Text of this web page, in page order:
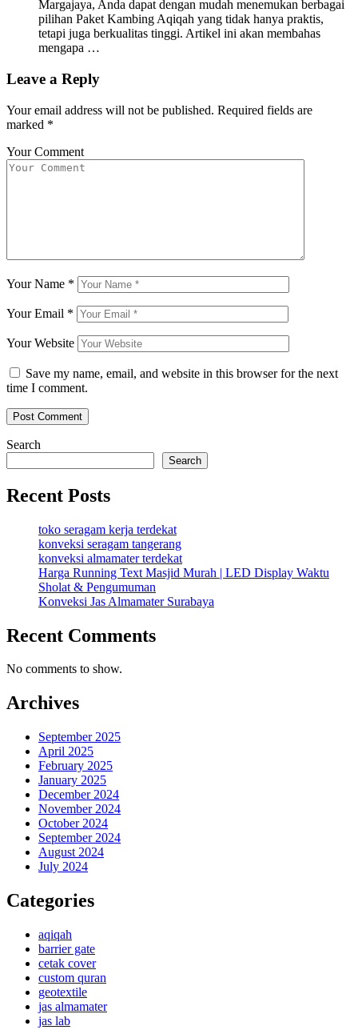
Margajaya, Anda dapat dengan mudah menemukan berbagai
pilihan Paket Kambing Aqiqah yang tidak hanya praktis,
tetapi juga berkualitas tinggi. Artikel ini akan membahas
mengapa …
Leave a Reply
Your email address will not be published. Required fields are
marked *
Your Comment
Your Name *
Your Email *
Your Website
Save my name, email, and website in this browser for the next
time I comment.
Search
Search
Recent Posts
toko seragam kerja terdekat
konveksi seragam tangerang
konveksi almamater terdekat
Harga Running Text Masjid Murah | LED Display Waktu
Sholat & Pengumuman
Konveksi Jas Almamater Surabaya
Recent Comments
No comments to show.
Archives
September 2025
April 2025
February 2025
January 2025
December 2024
November 2024
October 2024
September 2024
August 2024
July 2024
Categories
aqiqah
barrier gate
cetak cover
custom quran
geotextile
jas almamater
jas lab